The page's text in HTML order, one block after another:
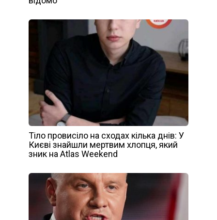
Тіло провисіло на сходах кілька днів: У
Києві знайшли мертвим хлопця, який
зник на Atlas Weekend